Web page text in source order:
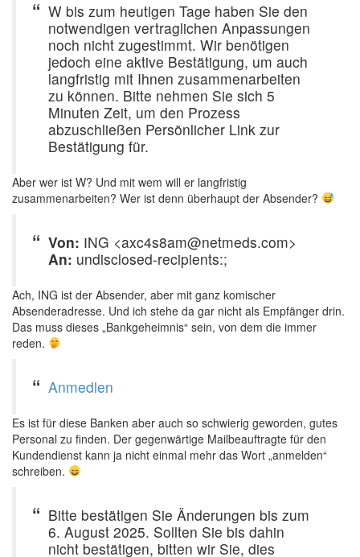
W bis zum heutigen Tage haben Sie den
notwendigen vertraglichen Anpassungen
noch nicht zugestimmt. Wir benötigen
jedoch eine aktive Bestätigung, um auch
langfristig mit Ihnen zusammenarbeiten
zu können. Bitte nehmen Sie sich 5
Minuten Zeit, um den Prozess
abzuschließen Persönlicher Link zur
Bestätigung für.
Aber wer ist W? Und mit wem will er langfristig
zusammenarbeiten? Wer ist denn überhaupt der Absender?
Von: ІNG <axc4s8am@netmeds.com>
An: undisclosed-recipients:;
Ach, ING ist der Absender, aber mit ganz komischer
Absenderadresse. Und ich stehe da gar nicht als Empfänger drin.
Das muss dieses „Bankgeheimnis“ sein, von dem die immer
reden.
Anmedlen
Es ist für diese Banken aber auch so schwierig geworden, gutes
Personal zu finden. Der gegenwärtige Mailbeauftragte für den
Kundendienst kann ja nicht einmal mehr das Wort „anmelden“
schreiben.
Bitte bestätigen Sie Änderungen bis zum
6. August 2025. Sollten Sie bis dahin
nicht bestätigen, bitten wir Sie, dies